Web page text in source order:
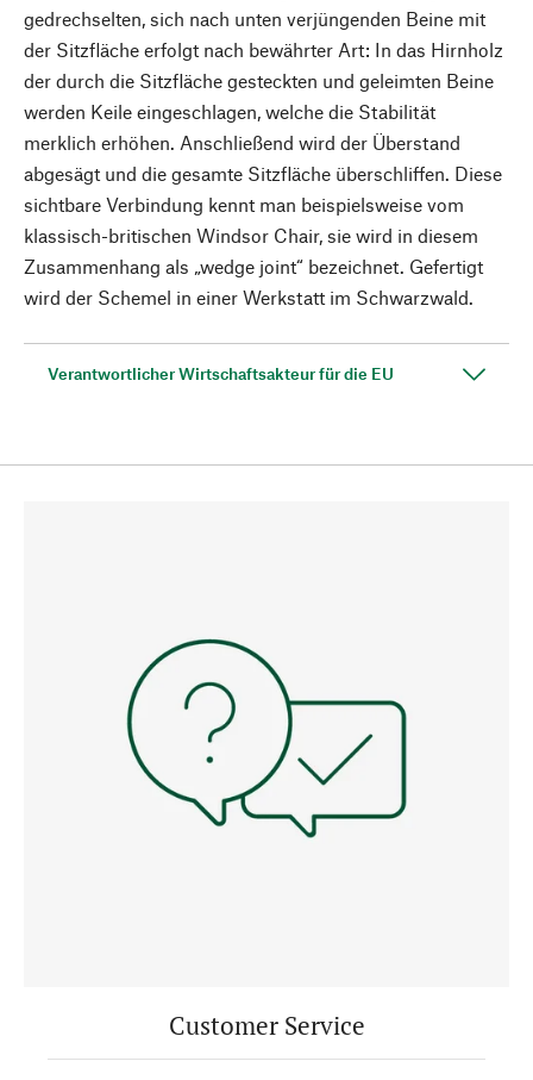
gedrechselten, sich nach unten verjüngenden Beine mit
der Sitzfläche erfolgt nach bewährter Art: In das Hirnholz
der durch die Sitzfläche gesteckten und geleimten Beine
werden Keile eingeschlagen, welche die Stabilität
merklich erhöhen. Anschließend wird der Überstand
abgesägt und die gesamte Sitzfläche überschliffen. Diese
sichtbare Verbindung kennt man beispielsweise vom
klassisch-britischen Windsor Chair, sie wird in diesem
Zusammenhang als „wedge joint“ bezeichnet. Gefertigt
wird der Schemel in einer Werkstatt im Schwarzwald.
Verantwortlicher Wirtschaftsakteur für die EU
Customer Service